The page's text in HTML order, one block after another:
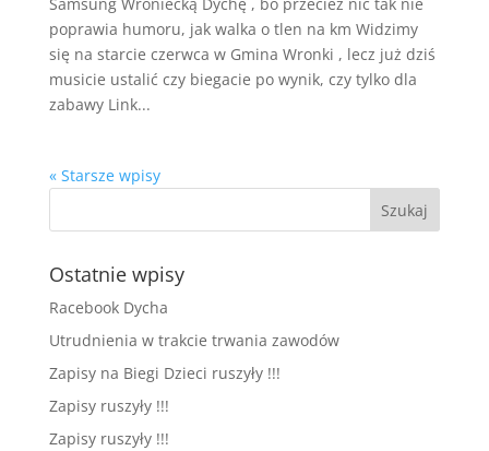
poprawia humoru, jak walka o tlen na km Widzimy
się na starcie czerwca w Gmina Wronki , lecz już dziś
musicie ustalić czy biegacie po wynik, czy tylko dla
zabawy Link...
« Starsze wpisy
Ostatnie wpisy
Racebook Dycha
Utrudnienia w trakcie trwania zawodów
Zapisy na Biegi Dzieci ruszyły !!!
Zapisy ruszyły !!!
Zapisy ruszyły !!!